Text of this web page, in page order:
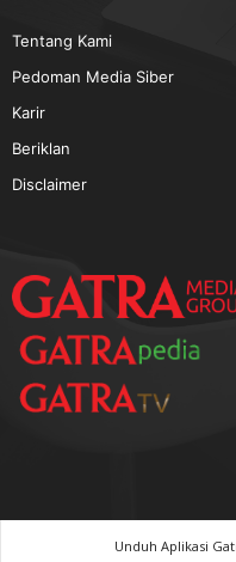
TERPOPULER